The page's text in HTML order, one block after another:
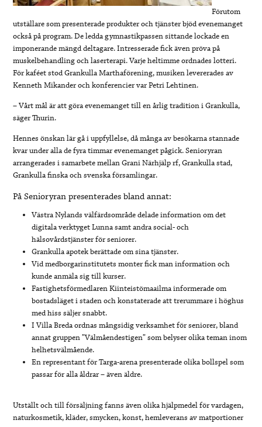
Förutom
utställare som presenterade produkter och tjänster bjöd evenemanget
också på program. De ledda gymnastikpassen sittande lockade en
imponerande mängd deltagare. Intresserade fick även pröva på
muskelbehandling och laserterapi. Varje heltimme ordnades lotteri.
För kaféet stod Grankulla Marthaförening, musiken levererades av
Kenneth Mikander och konferencier var Petri Lehtinen.
– Vårt mål är att göra evenemanget till en årlig tradition i Grankulla,
säger Thurin.
Hennes önskan lär gå i uppfyllelse, då många av besökarna stannade
kvar under alla de fyra timmar evenemanget pågick. Senioryran
arrangerades i samarbete mellan Grani Närhjälp rf, Grankulla stad,
Grankulla finska och svenska församlingar.
På Senioryran presenterades bland annat:
Västra Nylands välfärdsområde delade information om det
digitala verktyget Lunna samt andra social- och
hälsovårdstjänster för seniorer.
Grankulla apotek berättade om sina tjänster.
Vid medborgarinstitutets monter fick man information och
kunde anmäla sig till kurser.
Fastighetsförmedlaren Kiinteistömaailma informerade om
bostadsläget i staden och konstaterade att trerummare i höghus
med hiss säljer snabbt.
I Villa Breda ordnas mångsidig verksamhet för seniorer, bland
annat gruppen ”Välmåendestigen” som belyser olika teman inom
helhetsvälmående.
En representant för Targa-arena presenterade olika bollspel som
passar för alla åldrar – även äldre.
Utställt och till försäljning fanns även olika hjälpmedel för vardagen,
naturkosmetik, kläder, smycken, konst, hemleverans av matportioner